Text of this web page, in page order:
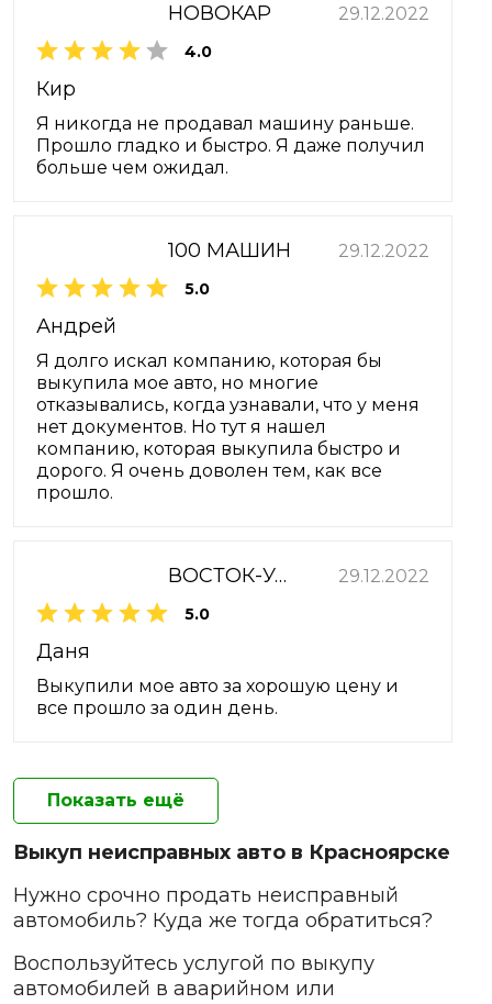
НОВОКАР 29.12.2022
4.0
Кир
Я никогда не продавал машину раньше.
Прошло гладко и быстро. Я даже получил
больше чем ожидал.
100 МАШИН 29.12.2022
5.0
Андрей
Я долго искал компанию, которая бы
выкупила мое авто, но многие
отказывались, когда узнавали, что у меня
нет документов. Но тут я нашел
компанию, которая выкупила быстро и
дорого. Я очень доволен тем, как все
прошло.
ВОСТОК-УАЗ 29.12.2022
5.0
Даня
Выкупили мое авто за хорошую цену и
все прошло за один день.
Показать ещё
Выкуп неисправных авто в Красноярске
Нужно срочно продать неисправный
автомобиль? Куда же тогда обратиться?
Воспользуйтесь услугой по выкупу
автомобилей в аварийном или